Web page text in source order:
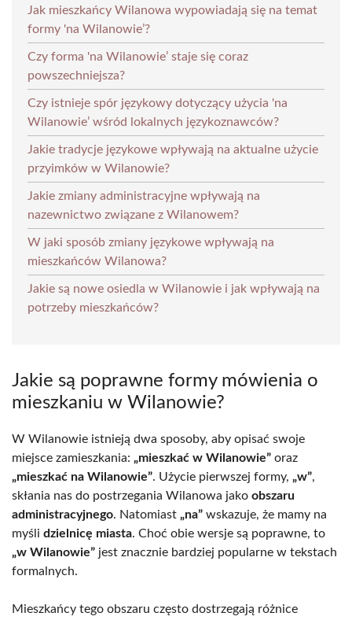
Jak mieszkańcy Wilanowa wypowiadają się na temat
formy 'na Wilanowie’?
Czy forma 'na Wilanowie’ staje się coraz
powszechniejsza?
Czy istnieje spór językowy dotyczący użycia 'na
Wilanowie’ wśród lokalnych językoznawców?
Jakie tradycje językowe wpływają na aktualne użycie
przyimków w Wilanowie?
Jakie zmiany administracyjne wpływają na
nazewnictwo związane z Wilanowem?
W jaki sposób zmiany językowe wpływają na
mieszkańców Wilanowa?
Jakie są nowe osiedla w Wilanowie i jak wpływają na
potrzeby mieszkańców?
Jakie są poprawne formy mówienia o
mieszkaniu w Wilanowie?
W Wilanowie istnieją dwa sposoby, aby opisać swoje
miejsce zamieszkania: „mieszkać w Wilanowie” oraz
„mieszkać na Wilanowie”. Użycie pierwszej formy, „w”,
skłania nas do postrzegania Wilanowa jako obszaru
administracyjnego. Natomiast „na” wskazuje, że mamy na
myśli dzielnicę miasta. Choć obie wersje są poprawne, to
„w Wilanowie” jest znacznie bardziej popularne w tekstach
formalnych.
Mieszkańcy tego obszaru często dostrzegają różnice